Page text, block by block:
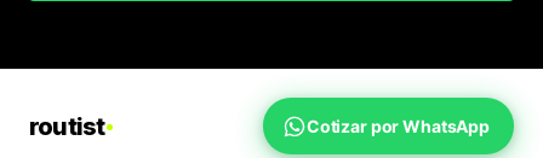
routist Fletes UruguayInicio
Cotizar por WhatsApp